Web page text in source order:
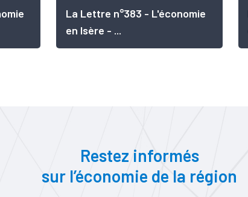
La Lettre n°383 - L'économie
en Isère - ...
Restez informés
sur l’économie de la région